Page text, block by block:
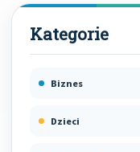
Biznes
Dzieci